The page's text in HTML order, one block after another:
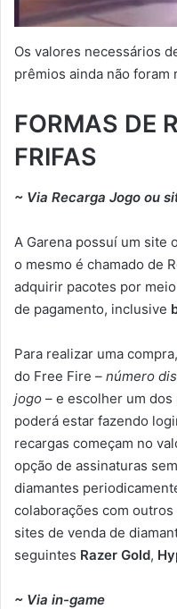
Os valores necessários
prêmios ainda não foram
FORMAS DE
FRIFAS
~ Via Recarga Jogo ou
A Garena possuí um site
o mesmo é chamado de
adquirir pacotes por
de pagamento, inclusive
Para realizar uma
do Free Fire – número
jogo – e escolher um
poderá estar fazendo
recargas começam no
opção de assinaturas
diamantes
colaborações com
sites de venda de
seguintes Razer Gold,
~ Via in-game